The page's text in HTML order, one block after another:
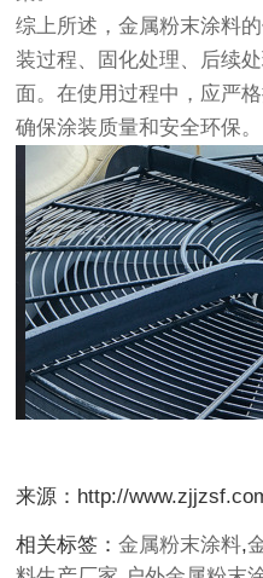
综上所述，金属粉末涂料
装过程、固化处理、后续
面。在使用过程中，应严
确保涂装质量和安全环保。
来源：http://
相关标签：金属粉末涂料,